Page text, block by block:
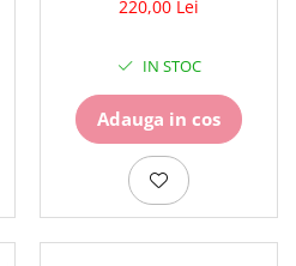
220,00 Lei
IN STOC
Adauga in cos